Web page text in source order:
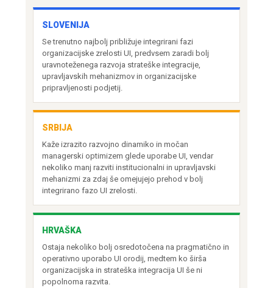
SLOVENIJA
Se trenutno najbolj približuje integrirani fazi
organizacijske zrelosti UI, predvsem zaradi bolj
uravnoteženega razvoja strateške integracije,
upravljavskih mehanizmov in organizacijske
pripravljenosti podjetij.
SRBIJA
Kaže izrazito razvojno dinamiko in močan
managerski optimizem glede uporabe UI, vendar
nekoliko manj razviti institucionalni in upravljavski
mehanizmi za zdaj še omejujejo prehod v bolj
integrirano fazo UI zrelosti.
HRVAŠKA
Ostaja nekoliko bolj osredotočena na pragmatično in
operativno uporabo UI orodij, medtem ko širša
organizacijska in strateška integracija UI še ni
popolnoma razvita.